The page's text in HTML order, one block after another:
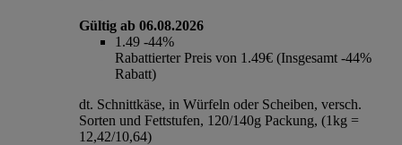
Gültig ab 06.08.2026
1.49 -44%
Rabattierter Preis von 1.49€ (Insgesamt -44%
Rabatt)
dt. Schnittkäse, in Würfeln oder Scheiben, versch.
Sorten und Fettstufen, 120/140g Packung, (1kg =
12,42/10,64)